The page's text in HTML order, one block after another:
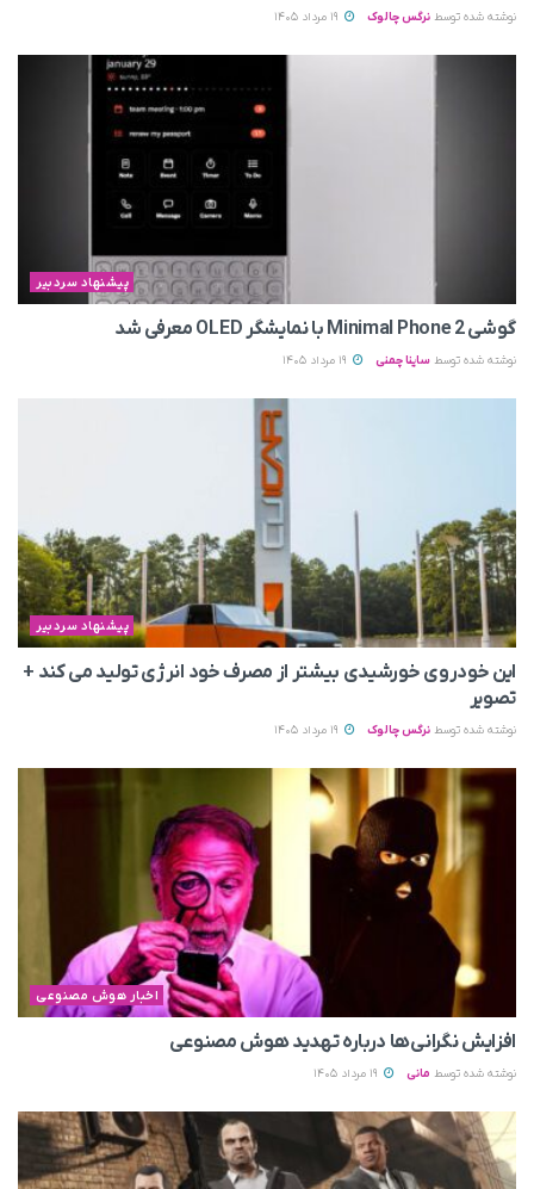
نوشته شده توسط نرگس چالوک
پیشنهاد سردبیر
گوشی Minimal Phone 2 با نمایشگر OLED معرفی شد
نوشته شده توسط ساینا چمنی
پیشنهاد سردبیر
این خودروی خورشیدی بیشتر از مصرف خود انرژی تولید می‌ کند +
تصویر
نوشته شده توسط نرگس چالوک
اخبار هوش مصنوعی
افزایش نگرانی‌ها درباره تهدید هوش مصنوعی
نوشته شده توسط مانی